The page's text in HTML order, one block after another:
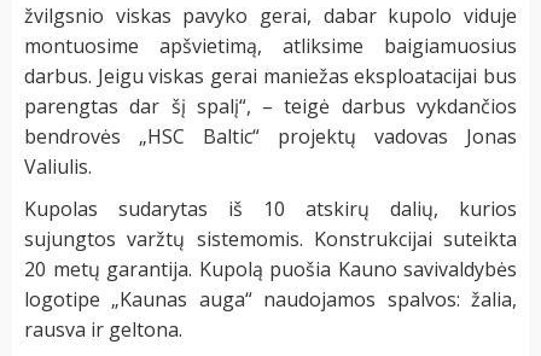
žvilgsnio viskas pavyko gerai, dabar kupolo viduje
montuosime apšvietimą, atliksime baigiamuosius
darbus. Jeigu viskas gerai maniežas eksploatacijai bus
parengtas dar šį spalį“, – teigė darbus vykdančios
bendrovės „HSC Baltic“ projektų vadovas Jonas
Valiulis.
Kupolas sudarytas iš 10 atskirų dalių, kurios
sujungtos varžtų sistemomis. Konstrukcijai suteikta
20 metų garantija. Kupolą puošia Kauno savivaldybės
logotipe „Kaunas auga“ naudojamos spalvos: žalia,
rausva ir geltona.